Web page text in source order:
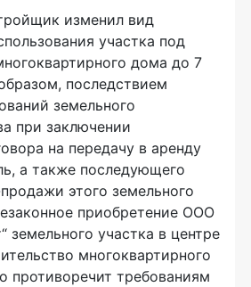
изменил вид
участка под
дома до 7
последствием
земельного
при заключении
на передачу в аренду
а также последующего
этого земельного
приобретение ООО
земельного участка в центре
многоквартирного
противоречит требованиям